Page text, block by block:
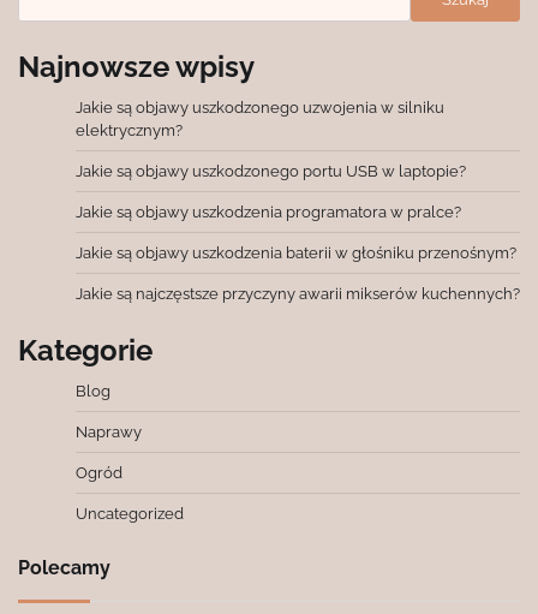
Najnowsze wpisy
Jakie są objawy uszkodzonego uzwojenia w silniku
elektrycznym?
Jakie są objawy uszkodzonego portu USB w laptopie?
Jakie są objawy uszkodzenia programatora w pralce?
Jakie są objawy uszkodzenia baterii w głośniku przenośnym?
Jakie są najczęstsze przyczyny awarii mikserów kuchennych?
Kategorie
Blog
Naprawy
Ogród
Uncategorized
Polecamy